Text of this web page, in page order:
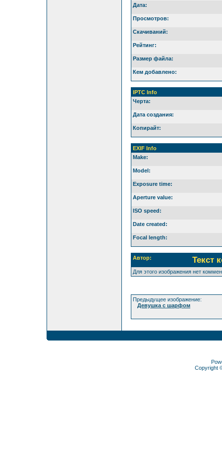
Дата:
Просмотров:
Скачиваний:
Рейтинг:
Размер файла:
Кем добавлено:
IPTC Info
Черта:
Дата создания:
Копирайт:
EXIF Info
Make:
Model:
Exposure time:
Aperture value:
ISO speed:
Date created:
Focal length:
Автор: Текст
Для этого изображения нет
Предыдущее изображение:
Девушка с шарфом
Copyright